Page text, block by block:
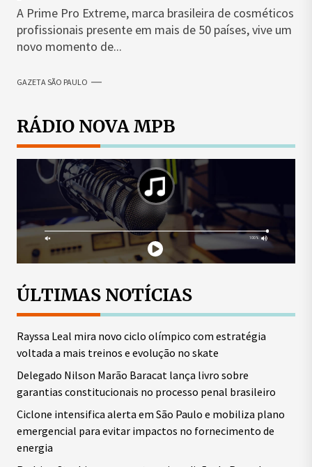
A Prime Pro Extreme, marca brasileira de cosméticos
profissionais presente em mais de 50 países, vive um
novo momento de...
GAZETA SÃO PAULO
RÁDIO NOVA MPB
ÚLTIMAS NOTÍCIAS
Rayssa Leal mira novo ciclo olímpico com estratégia
voltada a mais treinos e evolução no skate
Delegado Nilson Marão Baracat lança livro sobre
garantias constitucionais no processo penal brasileiro
Ciclone intensifica alerta em São Paulo e mobiliza plano
emergencial para evitar impactos no fornecimento de
energia